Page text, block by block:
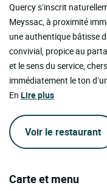
Quercy s’inscrit
Meyssac, à proximité
une authentique bâtisse
convivial, propice au
et le sens du service,
immédiatement le ton
En Lire plus
Voir le restaurant
Carte et menu